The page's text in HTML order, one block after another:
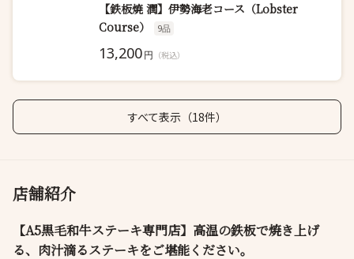
【鉄板焼 潤】伊勢海老コース（Lobster
Course）
9品
13,200円 （税込）
すべて表示（18件）
店舗紹介
【A5黒毛和牛ステーキ専門店】高温の鉄板で焼き上げ
る、肉汁滴るステーキをご堪能ください。